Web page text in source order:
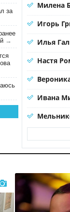
за
→
Милена
Игорь
Илья
Настя
Ивана